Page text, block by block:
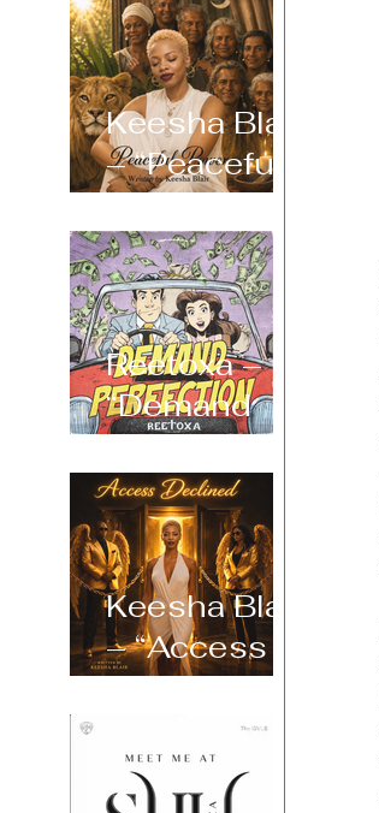
Keesha Blair
– “Peaceful
Power”
Reetoxa –
“Demand
Perfection”
Keesha Blair
– “Access
Declined”